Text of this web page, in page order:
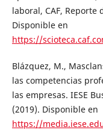
laboral, CAF, Reporte
Disponible en
https://
Blázquez, M.,
las competencias
las empresas. IESE
(2019). Disponible en
https://